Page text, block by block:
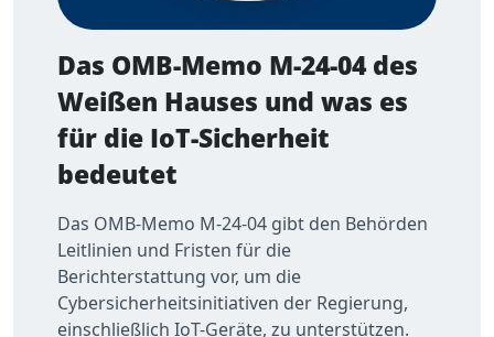
Das OMB-Memo M-24-04 des
Weißen Hauses und was es
für die IoT-Sicherheit
bedeutet
Das OMB-Memo M-24-04 gibt den Behörden
Leitlinien und Fristen für die
Berichterstattung vor, um die
Cybersicherheitsinitiativen der Regierung,
einschließlich IoT-Geräte, zu unterstützen.